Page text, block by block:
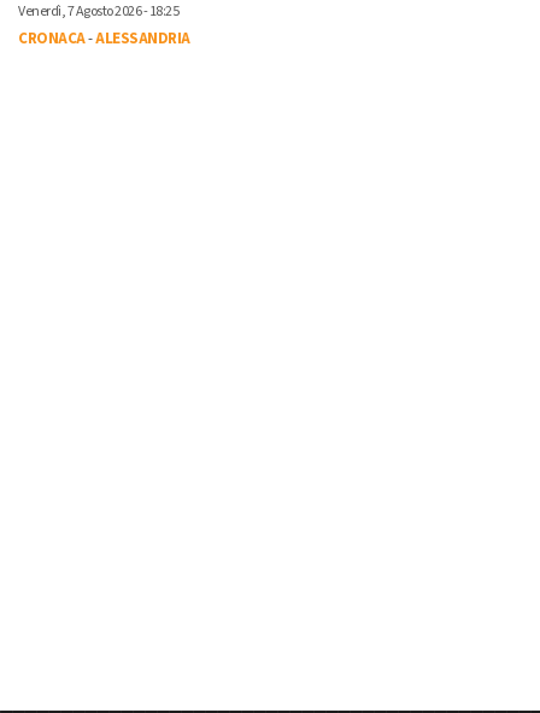
Venerdì, 7 Agosto 2026 - 18:25
CRONACA-ALESSANDRIA